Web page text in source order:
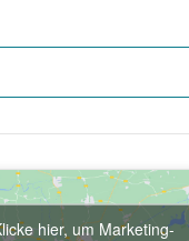
hier, um Marketing-